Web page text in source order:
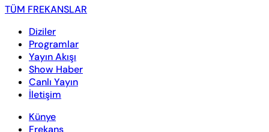
TÜM FREKANSLAR
Diziler
Programlar
Yayın Akışı
Show Haber
Canlı Yayın
İletişim
Künye
Frekans